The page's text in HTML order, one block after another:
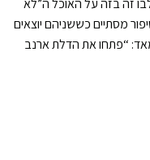
זה בזה על האוכל ה”לא
מסתיים כששניהם יוצאים
“פתחו את הדלת ארנב